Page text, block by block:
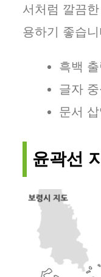
서처럼 깔끔
용하기 좋습니
흑백
글자
문서
윤곽선